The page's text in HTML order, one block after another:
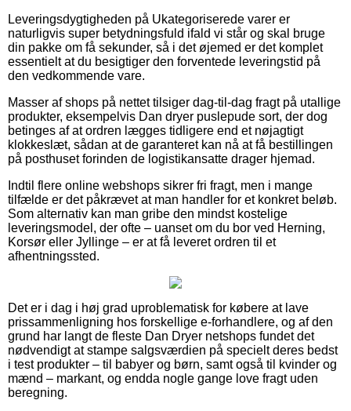
Leveringsdygtigheden på Ukategoriserede varer er
naturligvis super betydningsfuld ifald vi står og skal bruge
din pakke om få sekunder, så i det øjemed er det komplet
essentielt at du besigtiger den forventede leveringstid på
den vedkommende vare.
Masser af shops på nettet tilsiger dag-til-dag fragt på utallige
produkter, eksempelvis Dan dryer puslepude sort, der dog
betinges af at ordren lægges tidligere end et nøjagtigt
klokkeslæt, sådan at de garanteret kan nå at få bestillingen
på posthuset forinden de logistikansatte drager hjemad.
Indtil flere online webshops sikrer fri fragt, men i mange
tilfælde er det påkrævet at man handler for et konkret beløb.
Som alternativ kan man gribe den mindst kostelige
leveringsmodel, der ofte – uanset om du bor ved Herning,
Korsør eller Jyllinge – er at få leveret ordren til et
afhentningssted.
Det er i dag i høj grad uproblematisk for købere at lave
prissammenligning hos forskellige e-forhandlere, og af den
grund har langt de fleste Dan Dryer netshops fundet det
nødvendigt at stampe salgsværdien på specielt deres bedst
i test produkter – til babyer og børn, samt også til kvinder og
mænd – markant, og endda nogle gange love fragt uden
beregning.